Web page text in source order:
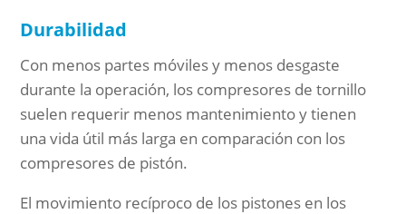
Durabilidad
Con menos partes móviles y menos desgaste
durante la operación, los compresores de tornillo
suelen requerir menos mantenimiento y tienen
una vida útil más larga en comparación con los
compresores de pistón.
El movimiento recíproco de los pistones en los